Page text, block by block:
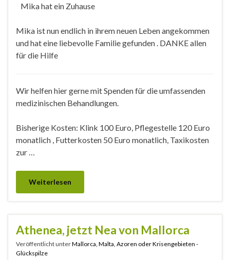
Mika hat ein Zuhause
Mika ist nun endlich in ihrem neuen Leben angekommen
und hat eine liebevolle Familie gefunden . DANKE allen
für die Hilfe
Wir helfen hier gerne mit Spenden für die umfassenden
medizinischen Behandlungen.
Bisherige Kosten: Klink 100 Euro, Pflegestelle 120 Euro
monatlich , Futterkosten 50 Euro monatlich, Taxikosten
zur …
Weiterlesen
Athenea, jetzt Nea von Mallorca
Veröffentlicht unterMallorca, Malta, Azoren oder Krisengebieten -
Glückspilze